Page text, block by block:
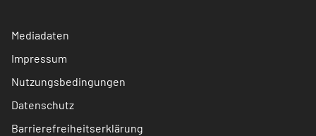
Mediadaten
Impressum
Nutzungsbedingungen
Datenschutz
Barrierefreiheitserklärung